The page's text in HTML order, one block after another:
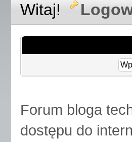
Witaj!
Forum bloga
dostępu do